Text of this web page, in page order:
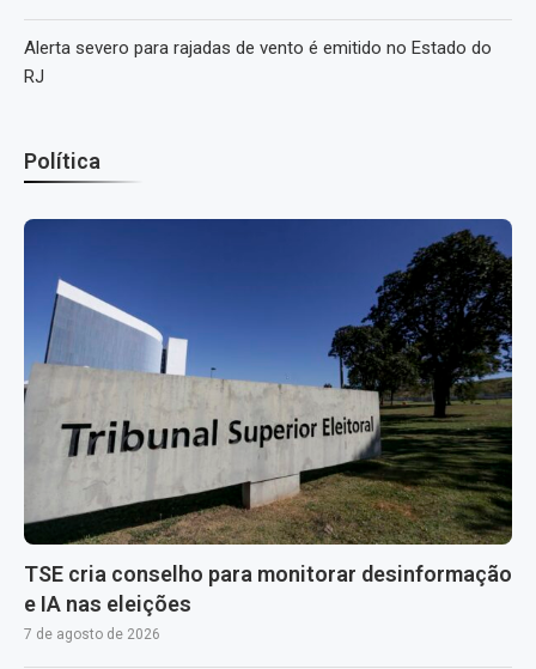
Alerta severo para rajadas de vento é emitido no Estado do
RJ
Política
TSE cria conselho para monitorar desinformação
e IA nas eleições
7 de agosto de 2026